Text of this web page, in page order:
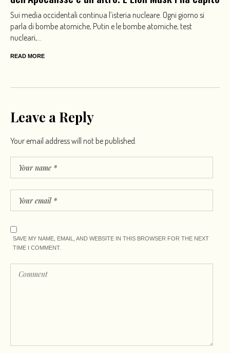
Sui media occidentali continua l’isteria nucleare. Ogni giorno si
parla di bombe atomiche, Putin e le bombe atomiche, test
nucleari,...
READ MORE
Leave a Reply
Your email address will not be published.
SAVE MY NAME, EMAIL, AND WEBSITE IN THIS BROWSER FOR THE NEXT
TIME I COMMENT.